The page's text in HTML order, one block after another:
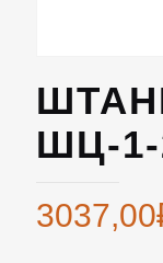
ШЦ-1-
3037,00